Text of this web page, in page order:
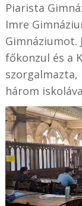
Piarista
Imre
Gimnáziumot.
főkonzul és a
három